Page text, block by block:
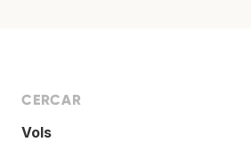
CERCAR
Vols